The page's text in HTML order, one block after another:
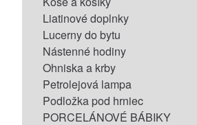
Liatinové doplnky
Lucerny do bytu
Nástenné hodiny
Ohniska a krby
Petrolejová lampa
Podložka pod hrniec
PORCELÁNOVÉ BÁBIKY